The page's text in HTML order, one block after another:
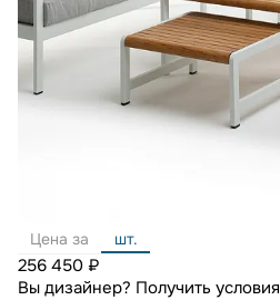
Цена за шт.
256 450 ₽
Вы дизайнер? Получить условия